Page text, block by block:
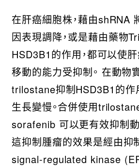
在肝癌細胞株，藉由shRNA
因表現調降，或是藉由藥物
HSD3B1的作用，都可以使
移動的能力受抑制。 在動物
trilostane抑制HSD3B1的作
生長變慢。合併使用
sorafenib 可以更有效抑制動
這抑制腫瘤的效果是經由
signal-regulated kinase